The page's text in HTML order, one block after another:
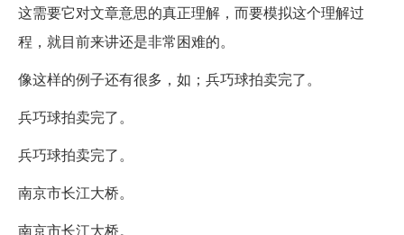
这需要它对文章意思的真正理解，而要模拟这个理解过
程，就目前来讲还是非常困难的。
像这样的例子还有很多，如；兵巧球拍卖完了。
兵巧球拍卖完了。
兵巧球拍卖完了。
南京市长江大桥。
南京市长江大桥。